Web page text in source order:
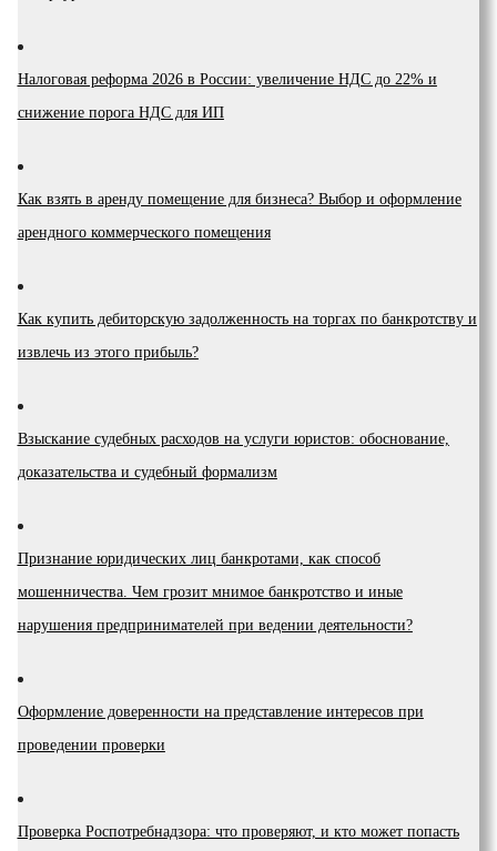
Налоговая реформа 2026 в России: увеличение НДС до 22% и
снижение порога НДС для ИП
Как взять в аренду помещение для бизнеса? Выбор и оформление
арендного коммерческого помещения
Как купить дебиторскую задолженность на торгах по банкротству и
извлечь из этого прибыль?
Взыскание судебных расходов на услуги юристов: обоснование,
доказательства и судебный формализм
Признание юридических лиц банкротами, как способ
мошенничества. Чем грозит мнимое банкротство и иные
нарушения предпринимателей при ведении деятельности?
Оформление доверенности на представление интересов при
проведении проверки
Проверка Роспотребнадзора: что проверяют, и кто может попасть